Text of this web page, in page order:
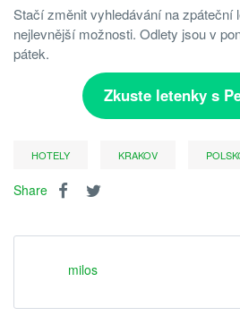
Stačí změnit vyhledávání na zpáteční
nejlevnější možnosti. Odlety jsou v
pátek.
Zkuste letenky s
HOTELY KRAKOV
Share
milos